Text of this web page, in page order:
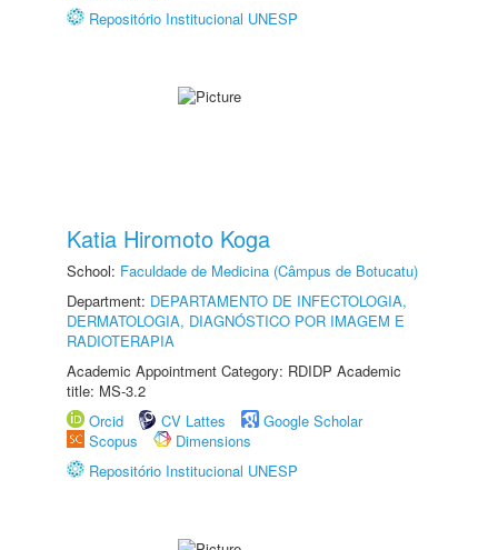
Repositório Institucional UNESP
Katia Hiromoto Koga
School: Faculdade de Medicina (Câmpus de Botucatu)
Department: DEPARTAMENTO DE INFECTOLOGIA,
DERMATOLOGIA, DIAGNÓSTICO POR IMAGEM E
RADIOTERAPIA
Academic Appointment Category: RDIDP Academic
title: MS-3.2
Orcid
CV Lattes
Google Scholar
Scopus
Dimensions
Repositório Institucional UNESP